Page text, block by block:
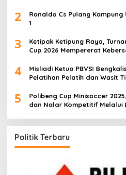
2
Ronaldo Cs Pulang
1
3
Ketipak Ketipung Raya,
Cup 2026 Mempererat
4
Misliadi Ketua PBVSI
Pelatihan Pelatih dan Wasit
5
Polibeng Cup Minisoccer
dan Nalar Kompetitif Melalui
Politik Terbaru